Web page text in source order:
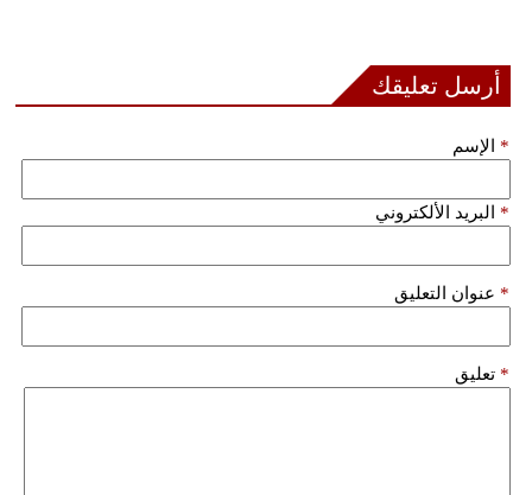
أرسل تعليقك
الإسم *
البريد الألكتروني *
عنوان التعليق *
تعليق *